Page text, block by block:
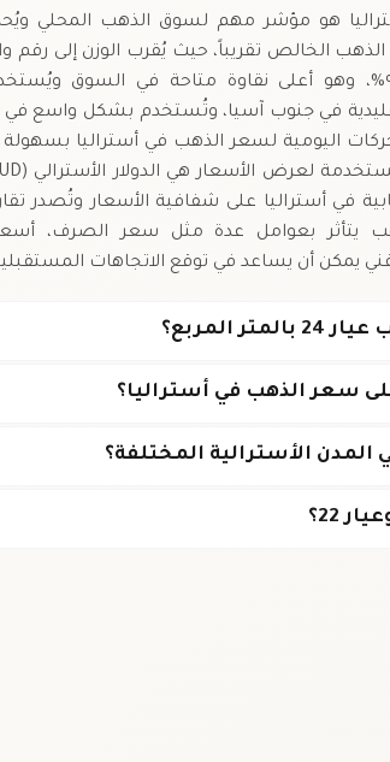
ذهب عيار ٢٤ في أستراليا هو مؤشر مهم لسوق الذهب
يعني أن الذهب نقي بنسبة ٩٩.٩%، وهو أعلى نقاوة متاحة في
في جنوب آسيا، وتُستخدم بشكل واسع
التحركات اليومية لسعر الذهب في أستراليا
في أستراليا على شفافية الأسعار وتُصدر
يتأثر بعوامل عدة مثل سعر الصرف،
أن يساعد في توقع الاتجاهات المستقبلية لسعر ١ تولة
سعر الذهب في أستراليا؟